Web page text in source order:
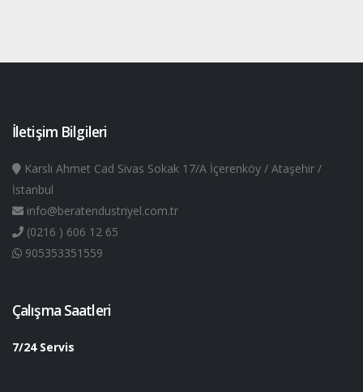
İletişim Bilgileri
Karslı Ahmet Cad Sivas Sokak 17/A İçerenköy / Ataşehir /
İstanbul
info@beratendustriyel.com.tr
(0216 ) 606 12 65
905353351559
Çalışma Saatleri
7/24 Servis